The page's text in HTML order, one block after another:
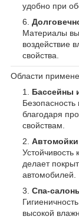
удобно при
Материалы
воздействие
свойства.
Области
Бассейны
благодаря
свойствам.
Устойчивость
делает
автомобилей.
Спа-
высокой